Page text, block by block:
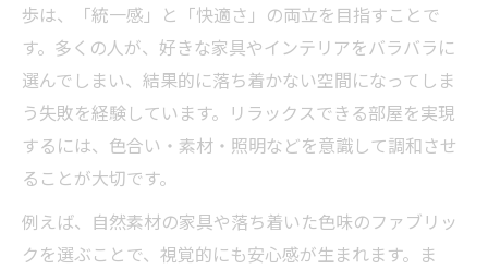
歩は、「統一感」と「快適さ」の両立を目指すことで
す。多くの人が、好きな家具やインテリアをバラバラに
選んでしまい、結果的に落ち着かない空間になってしま
う失敗を経験しています。リラックスできる部屋を実現
するには、色合い・素材・照明などを意識して調和させ
ることが大切です。
例えば、自然素材の家具や落ち着いた色味のファブリッ
クを選ぶことで、視覚的にも安心感が生まれます。ま